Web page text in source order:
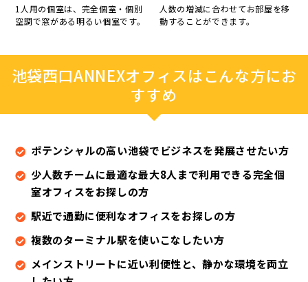
1人用の個室は、完全個室・個別
空調で窓がある明るい個室です。
人数の増減に合わせてお部屋を移
動することができます。
池袋西口ANNEXオフィスはこんな方にお
すすめ
ポテンシャルの高い池袋でビジネスを発展させたい方
少人数チームに最適な最大8人まで利用できる完全個
室オフィスをお探しの方
駅近で通勤に便利なオフィスをお探しの方
複数のターミナル駅を使いこなしたい方
メインストリートに近い利便性と、静かな環境を両立